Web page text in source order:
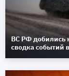
ВС РФ добились
сводка событий